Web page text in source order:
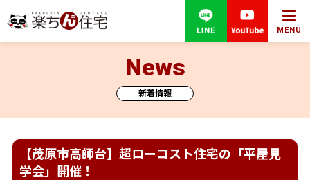
MENU
新着情報
News
【茂原市高師台】超ローコスト住宅の「平屋見
学会」開催！